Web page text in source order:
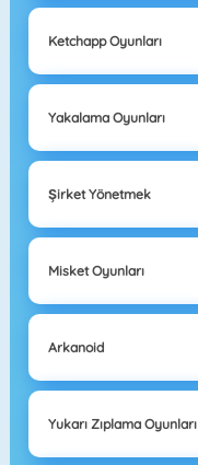
Ketchapp Oyunları
Yakalama Oyunları
Şirket Yönetmek
Misket Oyunları
Arkanoid
Yukarı Zıplama Oyunları